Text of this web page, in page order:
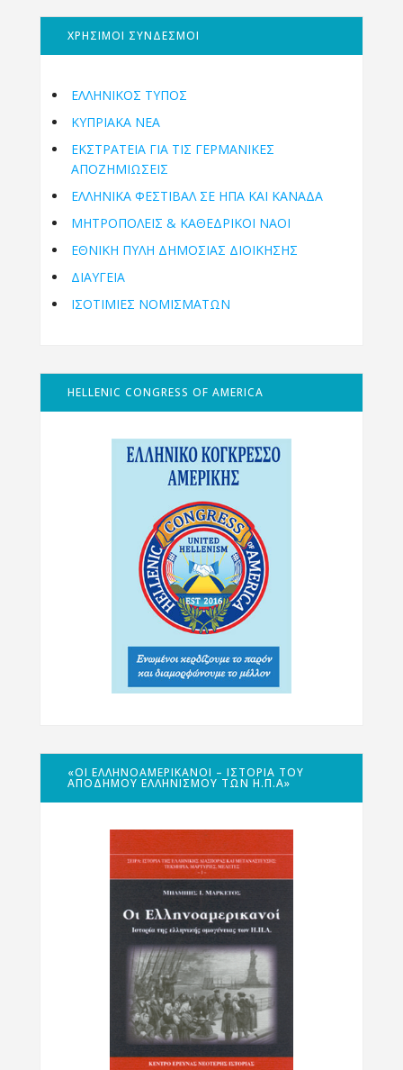
ΧΡΗΣΙΜΟΙ ΣΥΝΔΕΣΜΟΙ
ΕΛΛΗΝΙΚΟΣ ΤΥΠΟΣ
ΚΥΠΡΙΑΚΑ ΝΕΑ
ΕΚΣΤΡΑΤΕΙΑ ΓΙΑ ΤΙΣ ΓΕΡΜΑΝΙΚΕΣ
ΑΠΟΖΗΜΙΩΣΕΙΣ
ΕΛΛΗΝΙΚΆ ΦΕΣΤΙΒΆΛ ΣΕ ΗΠΑ ΚΑΙ ΚΑΝΑΔΑ
ΜΗΤΡΟΠΌΛΕΙΣ & ΚΑΘΕΔΡΙΚΟΊ ΝΑΟΊ
ΕΘΝΙΚΉ ΠΎΛΗ ΔΗΜΌΣΙΑΣ ΔΙΟΊΚΗΣΗΣ
ΔΙΑΥΓΕΙΑ
ΙΣΟΤΙΜΙΕΣ ΝΟΜΙΣΜΑΤΩΝ
HELLENIC CONGRESS OF AMERICA
«ΟΙ ΕΛΛΗΝΟΑΜΕΡΙΚΑΝΟΊ – ΙΣΤΟΡΊΑ ΤΟΥ
ΑΠΌΔΗΜΟΥ ΕΛΛΗΝΙΣΜΟΎ ΤΩΝ Η.Π.Α»